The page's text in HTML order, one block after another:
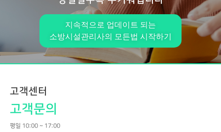
지속적으로 업데이트 되는
소방시설관리사의 모든법 시작하기
고객센터
고객문의
평일 10:00 ~ 17:00